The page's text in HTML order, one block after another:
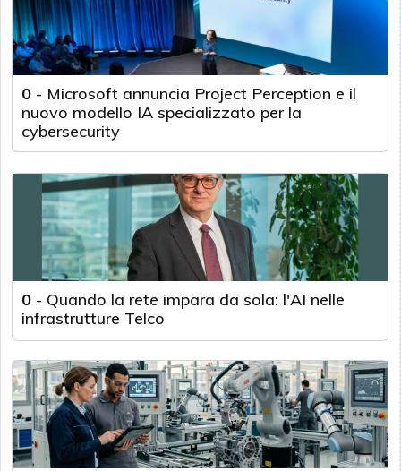
0 - Microsoft annuncia Project Perception e il
nuovo modello IA specializzato per la
cybersecurity
0 - Quando la rete impara da sola: l'AI nelle
infrastrutture Telco